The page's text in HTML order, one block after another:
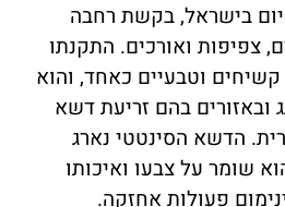
בישראל, בקשת רחבה
צפיפות ואורכים. התקנתו
וטבעיים כאחד, והוא
ובאזורים בהם זריעת דשא
הדשא הסינטטי נארג
שומר על צבעו ואיכותו
פעולות אחזקה.